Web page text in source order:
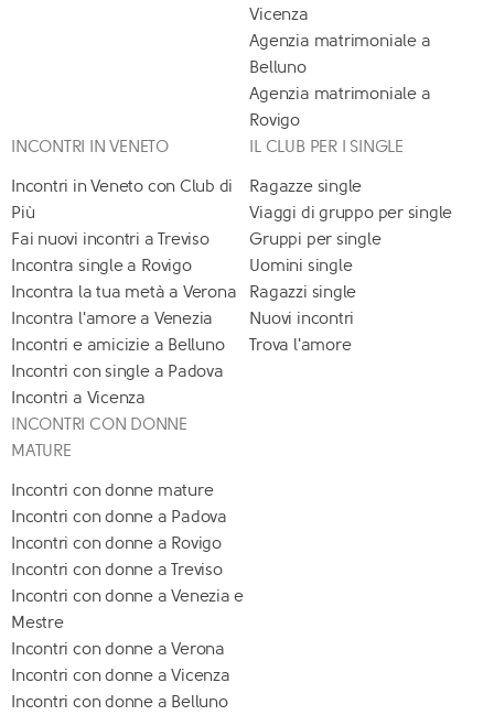
Vicenza
Agenzia matrimoniale a
Belluno
Agenzia matrimoniale a
Rovigo
INCONTRI IN VENETO
Incontri in Veneto con Club di
Più
Fai nuovi incontri a Treviso
Incontra single a Rovigo
Incontra la tua metà a Verona
Incontra l'amore a Venezia
Incontri e amicizie a Belluno
Incontri con single a Padova
Incontri a Vicenza
IL CLUB PER I SINGLE
Ragazze single
Viaggi di gruppo per single
Gruppi per single
Uomini single
Ragazzi single
Nuovi incontri
Trova l'amore
INCONTRI CON DONNE
MATURE
Incontri con donne mature
Incontri con donne a Padova
Incontri con donne a Rovigo
Incontri con donne a Treviso
Incontri con donne a Venezia e
Mestre
Incontri con donne a Verona
Incontri con donne a Vicenza
Incontri con donne a Belluno